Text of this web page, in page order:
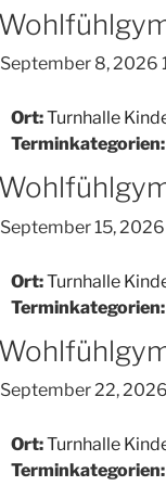
September 8, 2026
Ort:Turnhalle
Terminkategorien:
September 15,
Ort:Turnhalle
Terminkategorien:
September 22,
Ort:Turnhalle
Terminkategorien: